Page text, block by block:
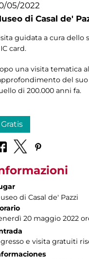
05/2022
di Casal de'
guidata a cura dello
card.
una visita tematica
del
di 200.000 anni fa.
Gratis
di Casal de' Pazzi
20 maggio 2022
e visita gratuiti